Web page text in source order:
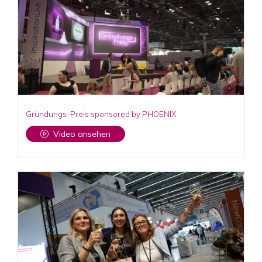
Gründungs-Preis sponsored by PHOENIX
Video ansehen